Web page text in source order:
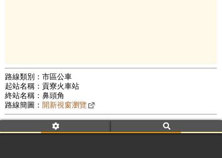
路線類別：市區公車
起站名稱：貢寮火車站
終站名稱：鼻頭角
路線簡圖： 開新視窗瀏覽
附屬名稱：F839
首班時間：平日(16:35)、假日(--:--)
公車數量: 累計514、上線276